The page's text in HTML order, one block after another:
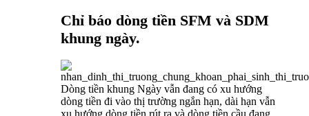
Chỉ báo dòng tiền SFM và SDM
khung ngày.
Dòng tiền khung Ngày vẫn đang có xu hướng
dòng tiền đi vào thị trường ngắn hạn, dài hạn vẫn